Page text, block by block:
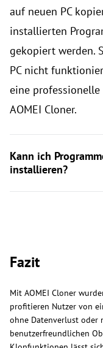
auf neuen PC
installierten
gekopiert werden.
PC nicht
eine
AOMEI Cloner.
Kann ich
installieren?
Fazit
Mit AOMEI Cloner
profitieren Nutzer von
ohne Datenverlust oder
benutzerfreundlichen